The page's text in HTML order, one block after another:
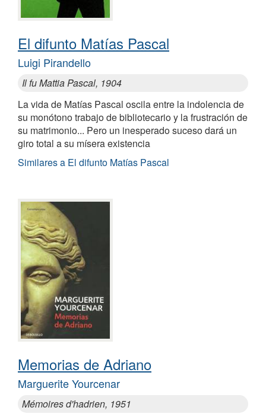
El difunto Matías Pascal
Luigi Pirandello
Il fu Mattia Pascal, 1904
La vida de Matías Pascal oscila entre la indolencia de
su monótono trabajo de bibliotecario y la frustración de
su matrimonio... Pero un inesperado suceso dará un
giro total a su mísera existencia
Similares a El difunto Matías Pascal
Memorias de Adriano
Marguerite Yourcenar
Mémoires d'hadrien, 1951